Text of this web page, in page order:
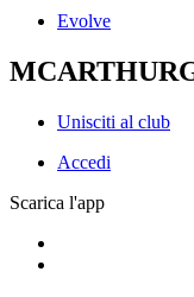
Evolve
Unisciti al club
Accedi
Scarica l'app